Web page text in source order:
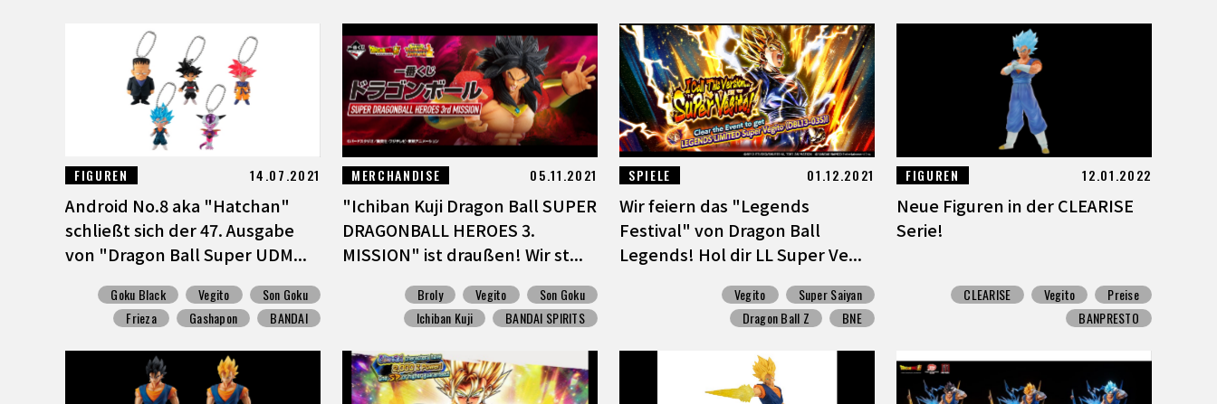
FIGUREN 14.07.2021
Android No.8 aka "Hatchan"
schließt sich der 47. Ausgabe
von "Dragon Ball Super UDM...
Goku Black Vegito
Son Goku
Frieza
Gashapon BANDAI
MERCHANDISE 05.11.2021
"Ichiban Kuji Dragon Ball SUPER
DRAGONBALL HEROES 3.
MISSION" ist draußen! Wir st...
Broly Vegito
Son Goku
Ichiban Kuji
BANDAI SPIRITS
SPIELE 01.12.2021
Wir feiern das "Legends
Festival" von Dragon Ball
Legends! Hol dir LL Super Ve...
Vegito
Super Saiyan
Dragon Ball Z
BNE
FIGUREN 12.01.2022
Neue Figuren in der CLEARISE
Serie!
CLEARISE Vegito
Preise
BANPRESTO